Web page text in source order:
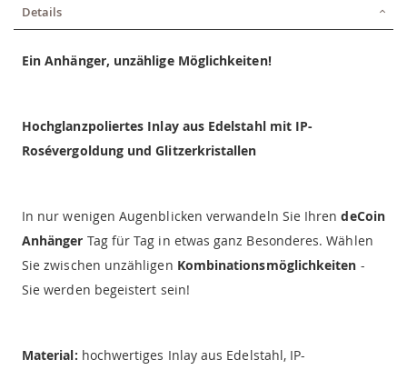
Details
Ein Anhänger, unzählige Möglichkeiten!
Hochglanzpoliertes Inlay aus Edelstahl mit IP-
Rosévergoldung und Glitzerkristallen
In nur wenigen Augenblicken verwandeln Sie IhrendeCoin
Anhänger Tag für Tag in etwas ganz Besonderes. Wählen
Sie zwischen unzähligen Kombinationsmöglichkeiten -
Sie werden begeistert sein!
Material: hochwertiges Inlay aus Edelstahl, IP-